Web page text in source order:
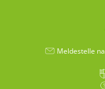
Meldestelle